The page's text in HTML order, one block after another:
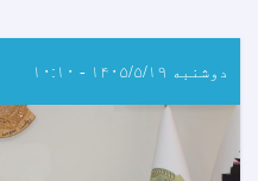
دوشنبه ۱۴۰۵/۵/۱۹ - ۱۰:۱۰